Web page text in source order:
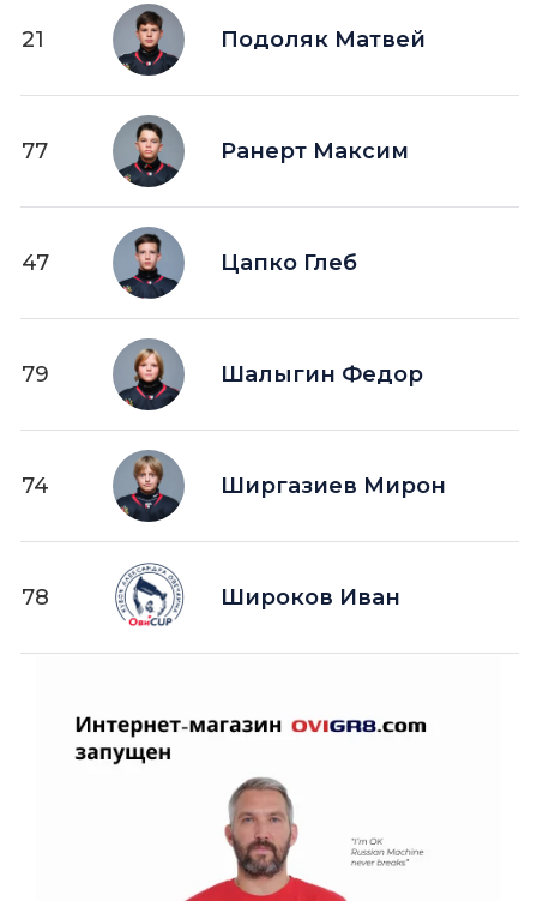
21 Подоляк Матвей
77 Ранерт Максим
47 Цапко Глеб
79 Шалыгин Федор
74 Ширгазиев Мирон
78 Широков Иван